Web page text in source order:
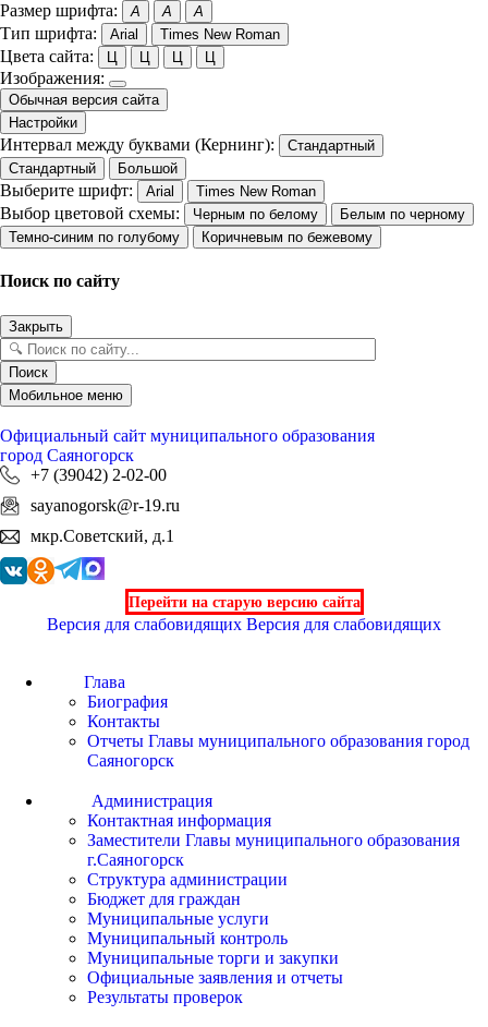
Размер шрифта: A A A
Тип шрифта: Arial Times New Roman
Цвета сайта: Ц Ц Ц Ц
Изображения:
Обычная версия сайта
Настройки
Интервал между буквами (Кернинг):
Стандартный
Стандартный
Большой
Выберите шрифт: Arial Times New Roman
Выбор цветовой схемы: Черным по белому
Белым по черному
Темно-синим по голубому
Коричневым по бежевому
Поиск по сайту
Закрыть
Поиск
Мобильное меню
Официальный сайт муниципального образования
город Саяногорск
+7 (39042) 2-02-00
sayanogorsk@r-19.ru
мкр.Советский, д.1
Перейти на старую версию сайта
Версия для слабовидящих Версия для слабовидящих
Глава
Биография
Контакты
Отчеты Главы муниципального образования город
Саяногорск
Администрация
Контактная информация
Заместители Главы муниципального образования
г.Саяногорск
Структура администрации
Бюджет для граждан
Муниципальные услуги
Муниципальный контроль
Муниципальные торги и закупки
Официальные заявления и отчеты
Результаты проверок